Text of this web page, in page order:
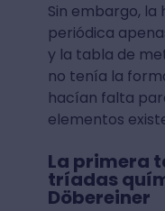
Sin embargo,
periódica
y la tabla de
no tenía la
hacían falta
elementos
La primera
tríadas
Döbereiner